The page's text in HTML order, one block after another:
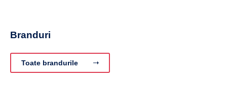
Branduri
Toate brandurile